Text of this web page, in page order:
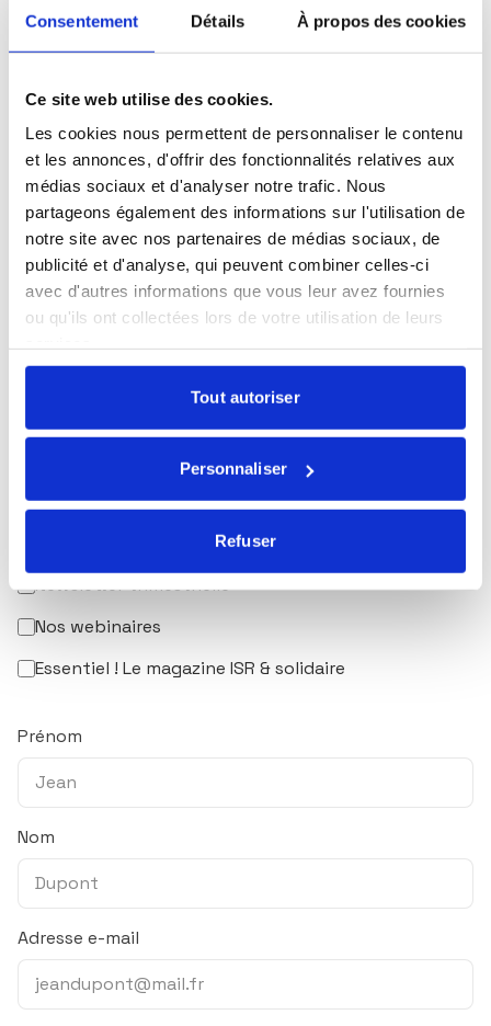
Consentement Détails À propos des cookies
Ce site web utilise des cookies.
Les cookies nous permettent de personnaliser le contenu
et les annonces, d'offrir des fonctionnalités relatives aux
médias sociaux et d'analyser notre trafic. Nous
partageons également des informations sur l'utilisation de
notre site avec nos partenaires de médias sociaux, de
publicité et d'analyse, qui peuvent combiner celles-ci
avec d'autres informations que vous leur avez fournies
ou qu'ils ont collectées lors de votre utilisation de leurs
Tout autoriser
Personnaliser
Refuser
SK Hynix : IPO historique à Wall Street
Partager la publication
Restez informés
Sélectionnez les actualités qui vous intéressent et
abonnez-vous pour les recevoir en exclusivité.
Toutes nos actualités
Marché du lundi
Newsletter trimestrielle
Nos webinaires
Essentiel ! Le magazine ISR & solidaire
Prénom
Nom
Adresse e-mail